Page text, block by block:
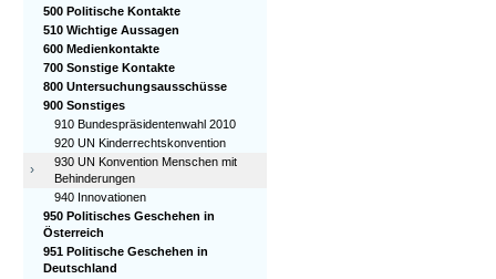
500 Politische Kontakte
510 Wichtige Aussagen
600 Medienkontakte
700 Sonstige Kontakte
800 Untersuchungsausschüsse
900 Sonstiges
910 Bundespräsidentenwahl 2010
920 UN Kinderrechtskonvention
›
930 UN Konvention Menschen mit
Behinderungen
940 Innovationen
950 Politisches Geschehen in
Österreich
951 Politische Geschehen in
Deutschland